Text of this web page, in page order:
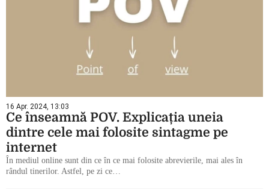
16 Apr. 2024, 13:03
Ce înseamnă POV. Explicația uneia
dintre cele mai folosite sintagme pe
internet
În mediul online sunt din ce în ce mai folosite abrevierile, mai ales în
rândul tinerilor. Astfel, pe zi ce…